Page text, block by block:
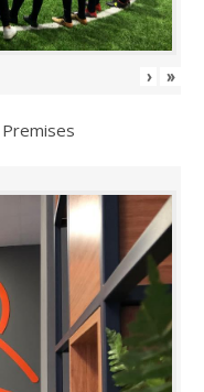
› »